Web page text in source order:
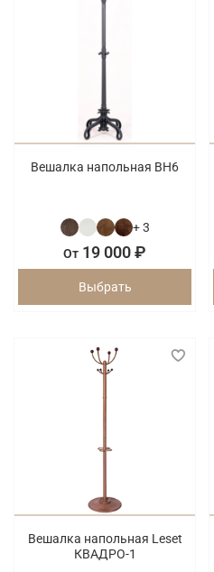
Вешалка напольная ВН6
+ 3
От 19 000 ₽
Выбрать
Вешалка напольная Leset
КВАДРО-1